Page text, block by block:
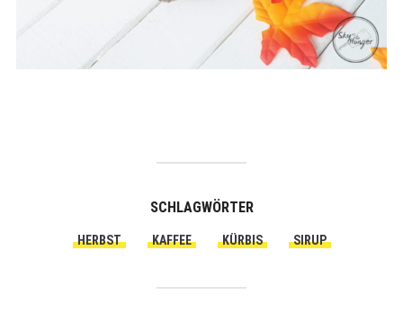
SCHLAGWÖRTER
HERBST KAFFEE KÜRBIS SIRUP